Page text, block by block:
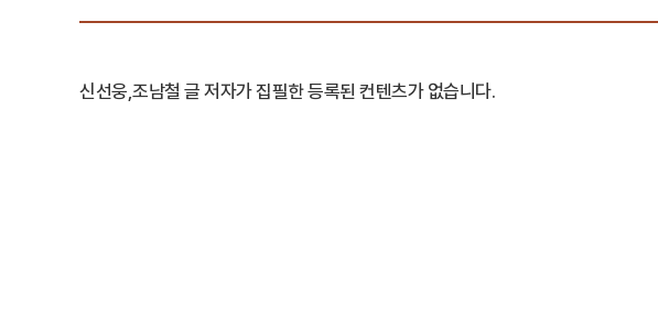
신선웅,조남철 글 저자가 집필한 등록된 컨텐츠가 없습니다.